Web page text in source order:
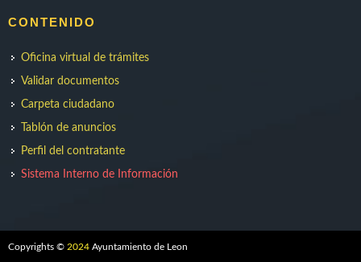
CONTENIDO
Oficina virtual de trámites
Validar documentos
Carpeta ciudadano
Tablón de anuncios
Perfil del contratante
Sistema Interno de Información
Copyrights © 2024 Ayuntamiento de Leon